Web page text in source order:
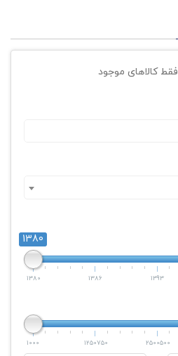
فقط کالاهای موجود
1380
1380 1386 1393
1000 1250750 2500500